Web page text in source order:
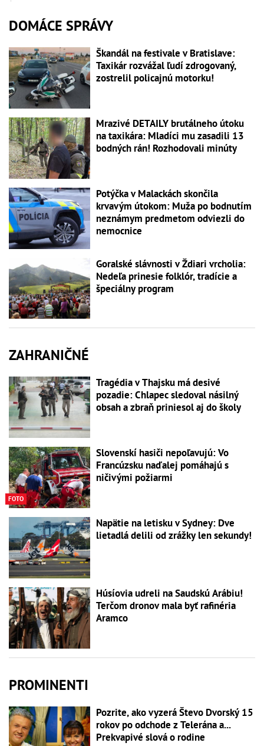
DOMÁCE SPRÁVY
Škandál na festivale v Bratislave:
Taxikár rozvážal ľudí zdrogovaný,
zostrelil policajnú motorku!
Mrazivé DETAILY brutálneho útoku
na taxikára: Mladíci mu zasadili 13
bodných rán! Rozhodovali minúty
Potýčka v Malackách skončila
krvavým útokom: Muža po bodnutím
neznámym predmetom odviezli do
nemocnice
Goralské slávnosti v Ždiari vrcholia:
Nedeľa prinesie folklór, tradície a
špeciálny program
ZAHRANIČNÉ
Tragédia v Thajsku má desivé
pozadie: Chlapec sledoval násilný
obsah a zbraň priniesol aj do školy
FOTO
Slovenskí hasiči nepoľavujú: Vo
Francúzsku naďalej pomáhajú s
ničivými požiarmi
Napätie na letisku v Sydney: Dve
lietadlá delili od zrážky len sekundy!
Húsíovia udreli na Saudskú Arábiu!
Terčom dronov mala byť rafinéria
Aramco
PROMINENTI
Pozrite, ako vyzerá Števo Dvorský 15
rokov po odchode z Telerána a...
Prekvapivé slová o rodine